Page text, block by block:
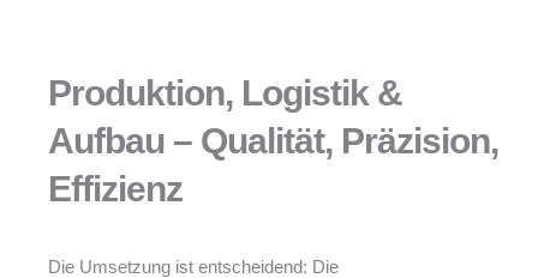
Produktion, Logistik &
Aufbau – Qualität, Präzision,
Effizienz
Die Umsetzung ist entscheidend: Die